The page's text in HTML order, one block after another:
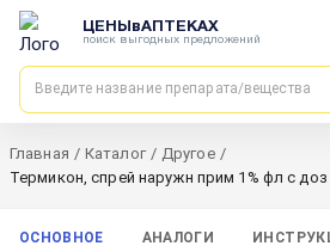
ЦЕНЫвАПТЕКАХ
поиск выгодных предложений
Главная / Каталог / Другое /
Термикон, спрей наружн прим 1% фл с доз
ОСНОВНОЕ АНАЛОГИ